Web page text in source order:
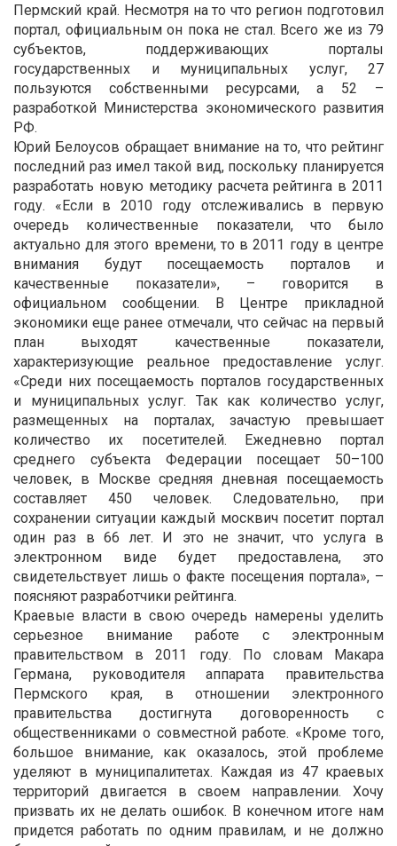
Пермский край. Несмотря на то что регион подготовил
портал, официальным он пока не стал. Всего же из 79
субъектов, поддерживающих порталы
государственных и муниципальных услуг, 27
пользуются собственными ресурсами, а 52 –
разработкой Министерства экономического развития
РФ.
Юрий Белоусов обращает внимание на то, что рейтинг
последний раз имел такой вид, поскольку планируется
разработать новую методику расчета рейтинга в 2011
году. «Если в 2010 году отслеживались в первую
очередь количественные показатели, что было
актуально для этого времени, то в 2011 году в центре
внимания будут посещаемость порталов и
качественные показатели», – говорится в
официальном сообщении. В Центре прикладной
экономики еще ранее отмечали, что сейчас на первый
план выходят качественные показатели,
характеризующие реальное предоставление услуг.
«Среди них посещаемость порталов государственных
и муниципальных услуг. Так как количество услуг,
размещенных на порталах, зачастую превышает
количество их посетителей. Ежедневно портал
среднего субъекта Федерации посещает 50–100
человек, в Москве средняя дневная посещаемость
составляет 450 человек. Следовательно, при
сохранении ситуации каждый москвич посетит портал
один раз в 66 лет. И это не значит, что услуга в
электронном виде будет предоставлена, это
свидетельствует лишь о факте посещения портала», –
поясняют разработчики рейтинга.
Краевые власти в свою очередь намерены уделить
серьезное внимание работе с электронным
правительством в 2011 году. По словам Макара
Германа, руководителя аппарата правительства
Пермского края, в отношении электронного
правительства достигнута договоренность с
общественниками о совместной работе. «Кроме того,
большое внимание, как оказалось, этой проблеме
уделяют в муниципалитетах. Каждая из 47 краевых
территорий двигается в своем направлении. Хочу
призвать их не делать ошибок. В конечном итоге нам
придется работать по одним правилам, и не должно